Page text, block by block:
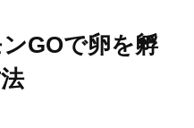
GOで卵を孵